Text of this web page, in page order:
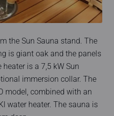
the Sun Sauna stand. The
is giant oak and the panels
is a 7,5 kW Sun
immersion collar. The
model, combined with an
water heater. The sauna is